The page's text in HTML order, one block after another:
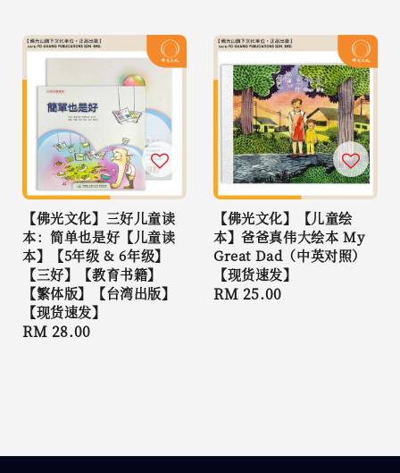
【佛光文化】三好儿童读
本：简单也是好【儿童读
本】【5年级 & 6年级】
【三好】【教育书籍】
【繁体版】【台湾出版】
【现货速发】
Regular
RM 28.00
【佛光文化】【儿童绘
本】爸爸真伟大绘本 My
Great Dad（中英对照）
【现货速发】
Regular
RM 25.00